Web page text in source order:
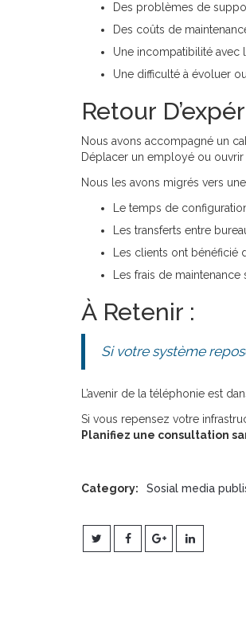
Des problèmes de
Des coûts de
Une incompatibilité avec
Une difficulté à évoluer
Retour
Nous avons accompagné un
Déplacer un employé ou ouvrir
Nous les avons migrés vers
Le temps de
Les transferts entre
Les clients ont bénéficié
Les frais de
À Retenir :
Si votre système
L’avenir de la téléphonie est
Si vous repensez votre
Planifiez une consultation
Category: Sosial media